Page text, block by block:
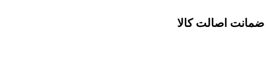
ضمانت اصالت کالا